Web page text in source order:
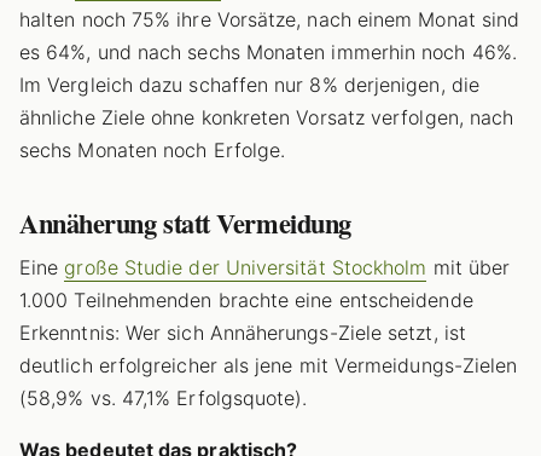
halten noch 75% ihre Vorsätze, nach einem Monat sind
es 64%, und nach sechs Monaten immerhin noch 46%.
Im Vergleich dazu schaffen nur 8% derjenigen, die
ähnliche Ziele ohne konkreten Vorsatz verfolgen, nach
sechs Monaten noch Erfolge.
Annäherung statt Vermeidung
Eine große Studie der Universität Stockholm mit über
1.000 Teilnehmenden brachte eine entscheidende
Erkenntnis: Wer sich Annäherungs-Ziele setzt, ist
deutlich erfolgreicher als jene mit Vermeidungs-Zielen
(58,9% vs. 47,1% Erfolgsquote).
Was bedeutet das praktisch?